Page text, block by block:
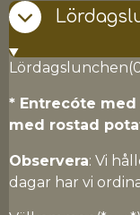
* Entrecóte med
med rostad
Observera: Vi
dagar har vi